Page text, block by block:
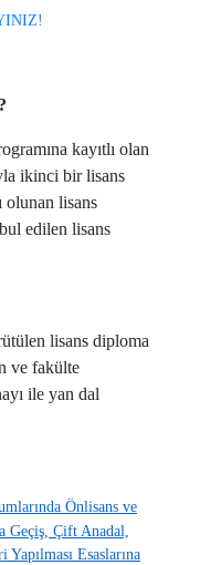
kayıtlı olan
ikinci bir lisans
olunan lisans
edilen lisans
lisans diploma
ve fakülte
ile yan dal
Önlisans ve
Geçiş, Çift Anadal,
Esaslarına